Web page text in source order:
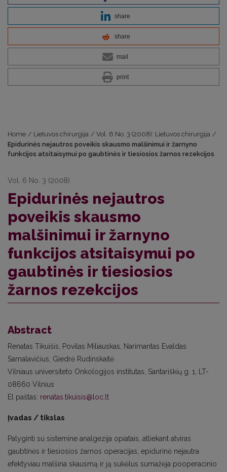
share
share
mail
print
Home / Lietuvos chirurgija / Vol. 6 No. 3 (2008): Lietuvos chirurgija /
Epidurinės nejautros poveikis skausmo malšinimui ir žarnyno
funkcijos atsitaisymui po gaubtinės ir tiesiosios žarnos rezekcijos
Vol. 6 No. 3 (2008)
Epidurinės nejautros
poveikis skausmo
malšinimui ir žarnyno
funkcijos atsitaisymui po
gaubtinės ir tiesiosios
žarnos rezekcijos
Abstract
Renatas Tikuišis, Povilas Miliauskas, Narimantas Evaldas
Samalavičius, Giedrė Rudinskaitė
Vilniaus universiteto Onkologijos institutas, Santariškių g. 1, LT-
08660 Vilnius
El paštas: renatas.tikuisis@loc.lt
Įvadas / tikslas
Palyginti su sistemine analgezija opiatais, atliekant atviras
gaubtinės ir tiesiosios žarnos operacijas, epidurinė nejautra
efektyviau malšina skausmą ir ją sukėlus sumažėja pooperacinio